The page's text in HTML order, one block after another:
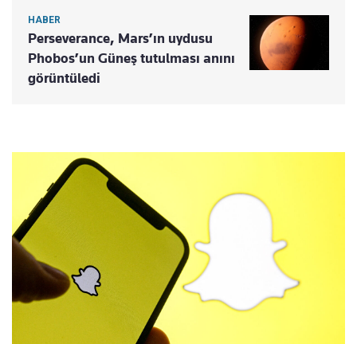
HABER
Perseverance, Mars’ın uydusu
Phobos’un Güneş tutulması anını
görüntüledi